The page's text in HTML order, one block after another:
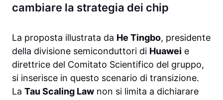
cambiare la strategia dei chip
La proposta illustrata da He Tingbo, presidente
della divisione semiconduttori di Huawei e
direttrice del Comitato Scientifico del gruppo,
si inserisce in questo scenario di transizione.
La Tau Scaling Law non si limita a dichiarare